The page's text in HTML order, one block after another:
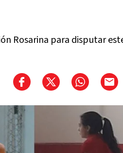
Rosarina para disputar